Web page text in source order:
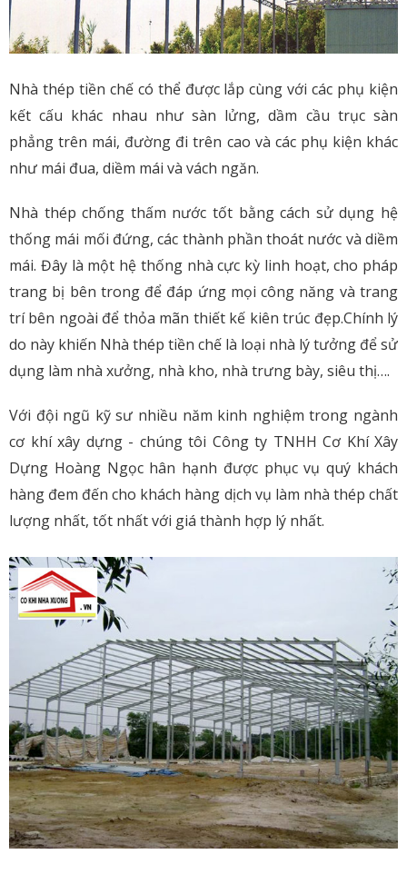
Nhà thép tiền chế có thể được lắp cùng với các phụ kiện
kết cấu khác nhau như sàn lửng, dầm cầu trục sàn
phẳng trên mái, đường đi trên cao và các phụ kiện khác
như mái đua, diềm mái và vách ngăn.
Nhà thép chống thấm nước tốt bằng cách sử dụng hệ
thống mái mối đứng, các thành phần thoát nước và diềm
mái. Đây là một hệ thống nhà cực kỳ linh hoạt, cho pháp
trang bị bên trong để đáp ứng mọi công năng và trang
trí bên ngoài để thỏa mãn thiết kế kiên trúc đẹp.Chính lý
do này khiến Nhà thép tiền chế là loại nhà lý tưởng để sử
dụng làm nhà xưởng, nhà kho, nhà trưng bày, siêu thị….
Với đội ngũ kỹ sư nhiều năm kinh nghiệm trong ngành
cơ khí xây dựng - chúng tôi Công ty TNHH Cơ Khí Xây
Dựng Hoàng Ngọc hân hạnh được phục vụ quý khách
hàng đem đến cho khách hàng dịch vụ làm nhà thép chất
lượng nhất, tốt nhất với giá thành hợp lý nhất.